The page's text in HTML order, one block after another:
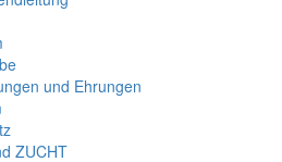
und Ehrungen
ZUCHT